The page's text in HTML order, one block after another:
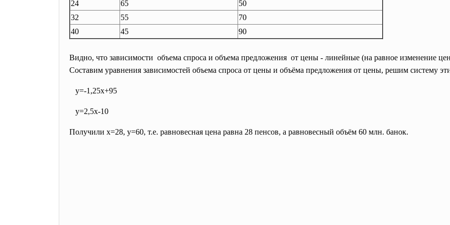
24 65
50
32
55
70
40
45 90
Видно, что зависимости объема спроса и объема предложения от цены - линейные (на равное изменение
Составим уравнения зависимостей объема спроса от цены и объёма предложения от цены, решим систему
y=-1,25x+95
y=2,5x-10
Получили x=28, y=60, т.е. равновесная цена равна 28 пенсов, а равновесный объём 60 млн. банок.